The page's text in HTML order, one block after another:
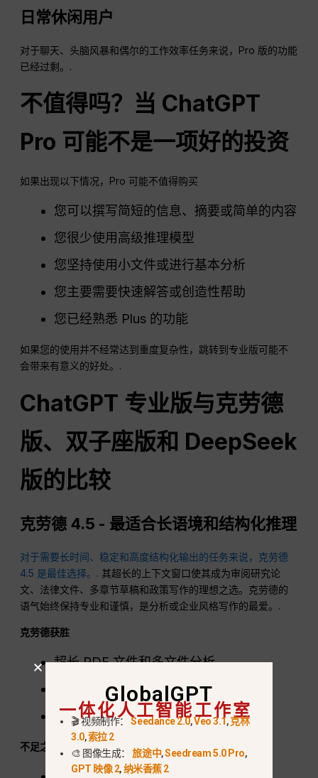
日常休闲用户
对于聊天、头脑风暴和偶尔的工作效率任务来说，Pro 版的功能
已经过剩。.
不值得吗？当 ChatGPT
Pro 可能不是一项好的投资
如果出现以下情况，Pro 可能不值得购买
您可以撰写简短的信息、摘要或简单的内容
您很少使用高级推理模型
您坚持使用小文件或进行基本分析
您主要需要快速解答或创造性帮助
您已经熟悉 Plus 的功能
如果您的使用并不经常达到重度复杂性，跳转到专业版可能不
会带来有意义的好处。.
ChatGPT 专业版与克劳德
版、双子座版和 DeepSeek
版的比较
克劳德 4.5 - 最适合长语境和结构化推理
对于需要长时间、稳定和高度结构化输出的任务来说，克劳德
4.5 是最佳选择。. 其超长的上下文窗口使其成为审阅研究论
文、法律文件、多章节草稿和政策写作的理想之选。克劳德的
语气始终保持专业和谨慎，是分析或企业风格写作的最爱。.
克劳德获胜
超长 PDF 文件和多文件分析
法律、政策和学术风格的写作
结构化推理，减少逻辑跳跃
不足之处
GlobalGPT
一体化人工智能工作室
🎬 视频制作：Seedance 2.0,Veo 3.1,克林
3.0,索拉 2
🎨 图像生成：旅途中,Seedream 5.0 Pro,
GPT 映像 2,纳米香蕉 2